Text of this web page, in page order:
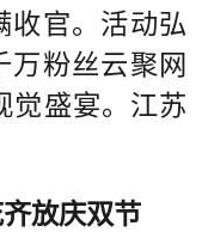
收官。活动弘
万粉丝云聚网
觉盛宴。江苏
放庆双节